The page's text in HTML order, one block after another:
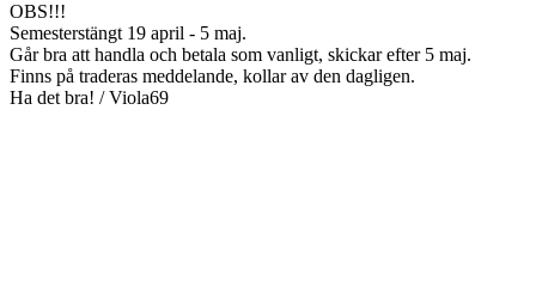
OBS!!!
Semesterstängt 19 april - 5 maj.
Går bra att handla och betala som vanligt, skickar efter 5 maj.
Finns på traderas meddelande, kollar av den dagligen.
Ha det bra! / Viola69